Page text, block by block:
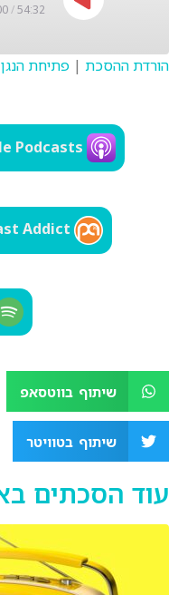
/54:32
EMBED
הורדת ההסכת | פתיחת
Podcasts
Addict
שיתוף בווטסאפ
שיתוף בטוויטר
עוד הסכתים